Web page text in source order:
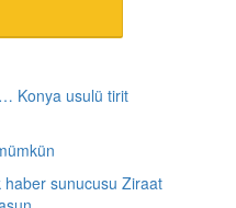
Konya usulü tirit
sunucusu Ziraat